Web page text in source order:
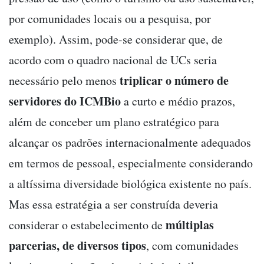
por comunidades locais ou a pesquisa, por
exemplo). Assim, pode-se considerar que, de
acordo com o quadro nacional de UCs seria
necessário pelo menos triplicar o número de
servidores do ICMBioa curto e médio prazos,
além de conceber um plano estratégico para
alcançar os padrões internacionalmente adequados
em termos de pessoal, especialmente considerando
a altíssima diversidade biológica existente no país.
Mas essa estratégia a ser construída deveria
considerar o estabelecimento demúltiplas
parcerias, de diversos tipos, com comunidades